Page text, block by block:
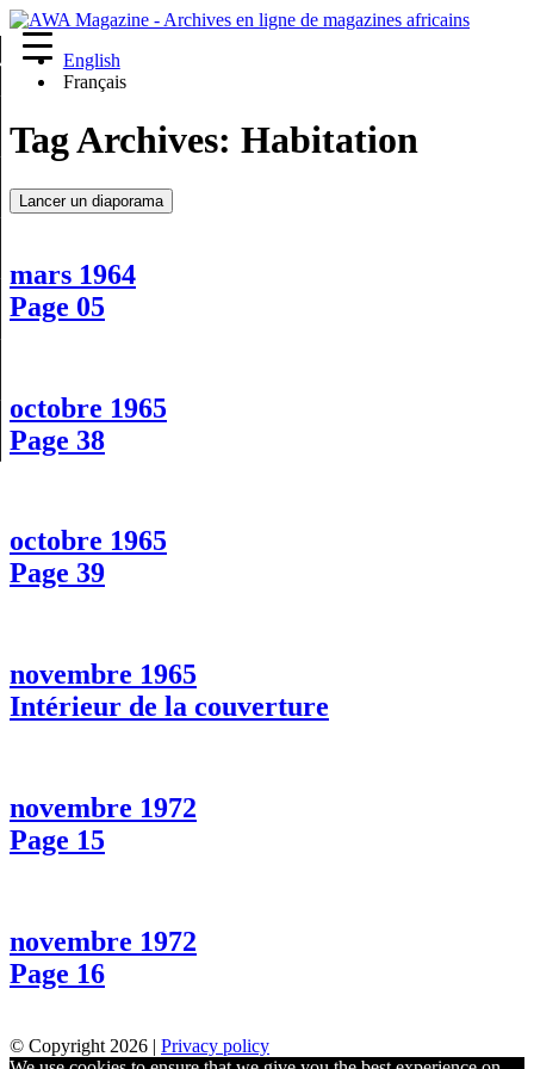
English
Français
Tag Archives: Habitation
Lancer un diaporama
mars 1964
Page 05
octobre 1965
Page 38
octobre 1965
Page 39
novembre 1965
Intérieur de la couverture
novembre 1972
Page 15
novembre 1972
Page 16
© Copyright 2026 | Privacy policy